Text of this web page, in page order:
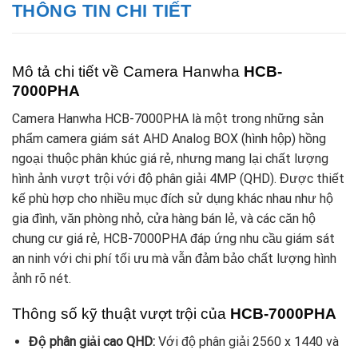
THÔNG TIN CHI TIẾT
Mô tả chi tiết về Camera Hanwha HCB-
7000PHA
Camera Hanwha HCB-7000PHA là một trong những sản
phẩm camera giám sát AHD Analog BOX (hình hộp) hồng
ngoại thuộc phân khúc giá rẻ, nhưng mang lại chất lượng
hình ảnh vượt trội với độ phân giải 4MP (QHD). Được thiết
kế phù hợp cho nhiều mục đích sử dụng khác nhau như hộ
gia đình, văn phòng nhỏ, cửa hàng bán lẻ, và các căn hộ
chung cư giá rẻ, HCB-7000PHA đáp ứng nhu cầu giám sát
an ninh với chi phí tối ưu mà vẫn đảm bảo chất lượng hình
ảnh rõ nét.
Thông số kỹ thuật vượt trội của HCB-7000PHA
Độ phân giải cao QHD:Với độ phân giải 2560 x 1440 và